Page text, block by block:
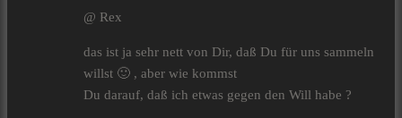
@ Rex
das ist ja sehr nett von Dir, daß Du für uns sammeln
willst 🙂 , aber wie kommst
Du darauf, daß ich etwas gegen den Will habe ?